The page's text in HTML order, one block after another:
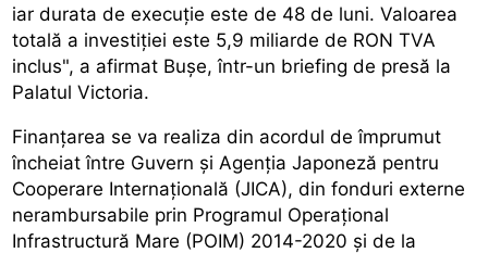
iar durata de execuție este de 48 de luni. Valoarea
totală a investiției este 5,9 miliarde de RON TVA
inclus", a afirmat Bușe, într-un briefing de presă la
Palatul Victoria.
Finanțarea se va realiza din acordul de împrumut
încheiat între Guvern și Agenția Japoneză pentru
Cooperare Internațională (JICA), din fonduri externe
nerambursabile prin Programul Operațional
Infrastructură Mare (POIM) 2014-2020 și de la